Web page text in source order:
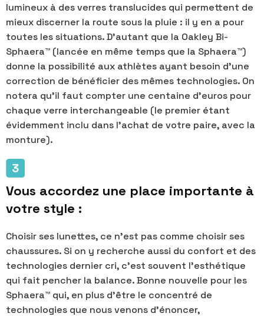
lumineux à des verres translucides qui permettent de
mieux discerner la route sous la pluie : il y en a pour
toutes les situations. D'autant que la Oakley Bi-
Sphaera™ (lancée en même temps que la Sphaera™)
donne la possibilité aux athlètes ayant besoin d'une
correction de bénéficier des mêmes technologies. On
notera qu'il faut compter une centaine d'euros pour
chaque verre interchangeable (le premier étant
évidemment inclu dans l'achat de votre paire, avec la
monture).
Vous accordez une place importante à
votre style :
Choisir ses lunettes, ce n'est pas comme choisir ses
chaussures. Si on y recherche aussi du confort et des
technologies dernier cri, c'est souvent l'esthétique
qui fait pencher la balance. Bonne nouvelle pour les
Sphaera™ qui, en plus d'être le concentré de
technologies que nous venons d'énoncer,